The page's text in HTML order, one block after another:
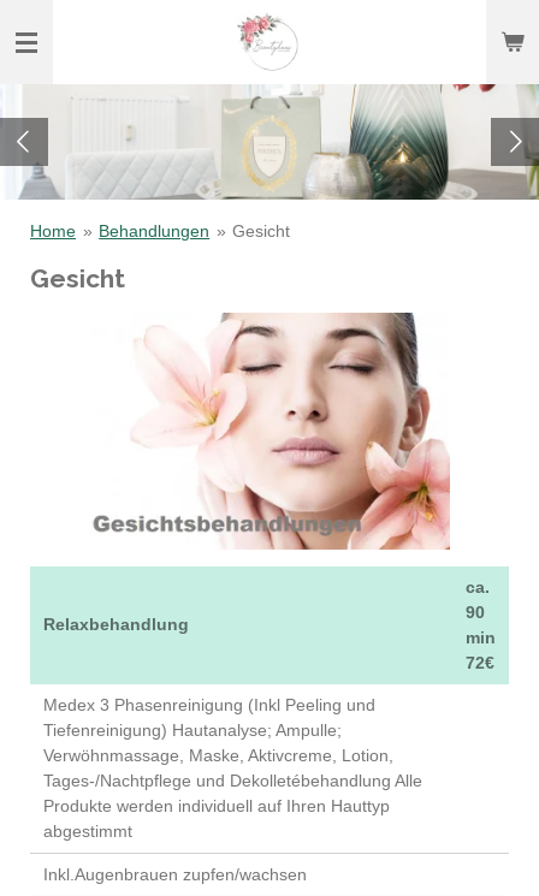
Hauptinhalt
Home » Behandlungen » Gesicht
Gesicht
Relaxbehandlung
ca.
90
min
72€
Medex 3 Phasenreinigung (Inkl Peeling und
Tiefenreinigung) Hautanalyse; Ampulle;
Verwöhnmassage, Maske, Aktivcreme, Lotion,
Tages-/Nachtpflege und Dekolletébehandlung Alle
Produkte werden individuell auf Ihren Hauttyp
abgestimmt
Inkl.Augenbrauen zupfen/wachsen